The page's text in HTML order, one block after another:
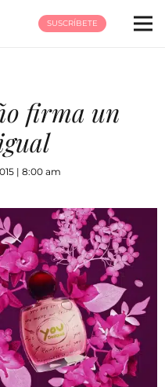
SUSCRÍBETE
firma un
| 8:00 am